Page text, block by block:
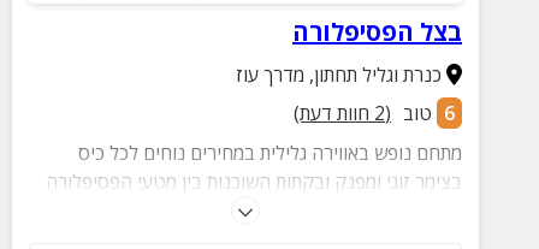
בצל הפסיפלורה
כנרת וגליל תחתון, מדרך עוז
6 טוב (
2 חוות דעת)
מתחם נופש באווירה גלילית במחירים נוחים לכל כיס
בצימר זוגי ומפנק ובקתות השוכנות בין מטעי הפסיפלורה
ומתאימות לזוגות, משפחות וקבוצות. בקרבת המתחם שלל